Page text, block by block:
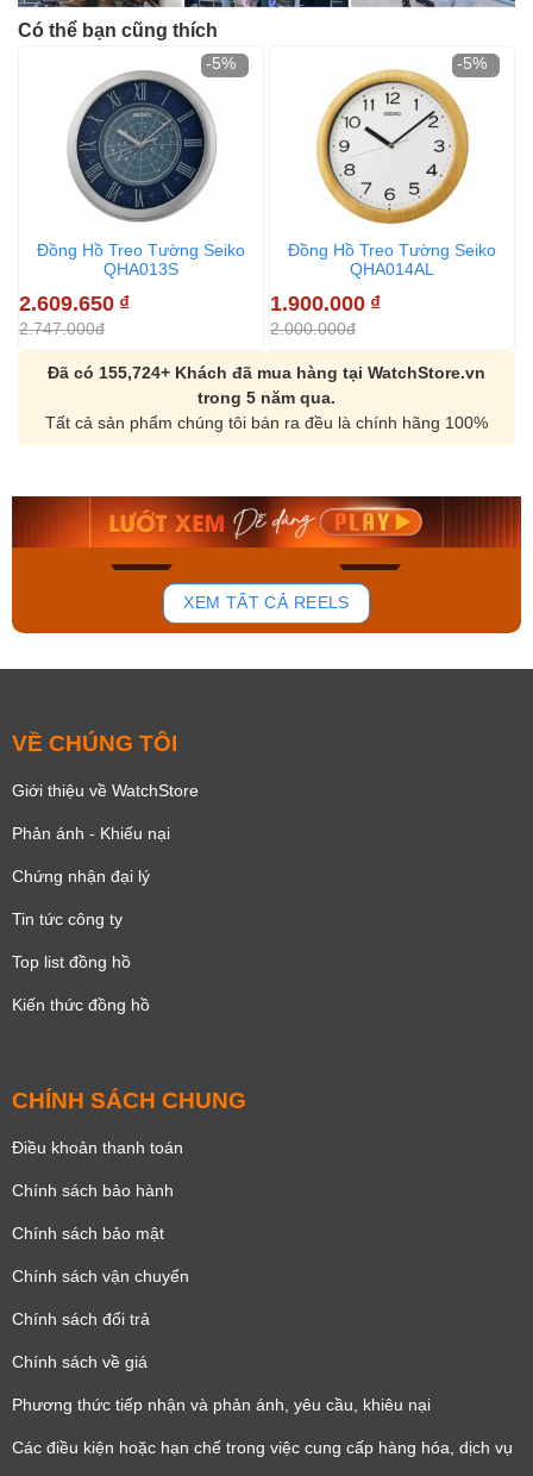
Có thể bạn cũng thích
Đồng Hồ Treo Tường Seiko
QHA013S
2.609.650 ₫
2.747.000đ
-5%
Đồng Hồ Treo Tường Seiko
QHA014AL
1.900.000 ₫
2.000.000đ
-5%
Đã có 155,724+ Khách đã mua hàng tại WatchStore.vn
trong 5 năm qua.
Tất cả sản phẩm chúng tôi bán ra đều là chính hãng 100%
136
Orient Nam RA-
Mua ngay
Casio Nam MTS-
Mua ngay
XEM TẤT CẢ REELS
VỀ CHÚNG TÔI
Giới thiệu về WatchStore
Phản ánh - Khiếu nại
Chứng nhận đại lý
Tin tức công ty
Top list đồng hồ
Kiến thức đồng hồ
CHÍNH SÁCH CHUNG
Điều khoản thanh toán
Chính sách bảo hành
Chính sách bảo mật
Chính sách vận chuyển
Chính sách đổi trả
Chính sách về giá
Phương thức tiếp nhận và phản ánh, yêu cầu, khiêu nại
Các điều kiện hoặc hạn chế trong việc cung cấp hàng hóa, dịch vụ